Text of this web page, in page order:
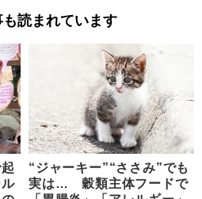
も読まれています
“ジャーキー”“ささみ”でも
実は… 穀類主体フードで